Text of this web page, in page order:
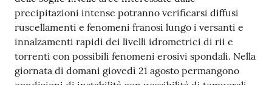
precipitazioni intense potranno verificarsi diffusi
ruscellamenti e fenomeni franosi lungo i versanti e
innalzamenti rapidi dei livelli idrometrici di rii e
torrenti con possibili fenomeni erosivi spondali. Nella
giornata di domani giovedì 21 agosto permangono